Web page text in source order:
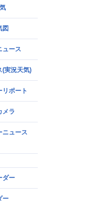
図
ュース
(実況天気)
リポート
メラ
ニュース
ダー
ー